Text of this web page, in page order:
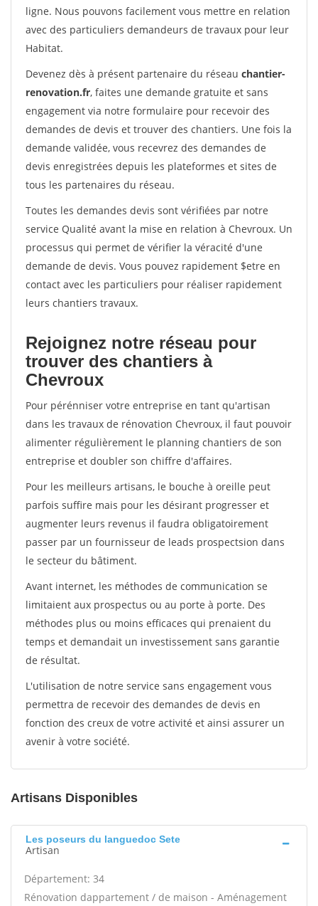
ligne. Nous pouvons facilement vous mettre en relation
avec des particuliers demandeurs de travaux pour leur
Habitat.
Devenez dès à présent partenaire du réseau chantier-
renovation.fr, faites une demande gratuite et sans
engagement via notre formulaire pour recevoir des
demandes de devis et trouver des chantiers. Une fois la
demande validée, vous recevrez des demandes de
devis enregistrées depuis les plateformes et sites de
tous les partenaires du réseau.
Toutes les demandes devis sont vérifiées par notre
service Qualité avant la mise en relation à Chevroux. Un
processus qui permet de vérifier la véracité d'une
demande de devis. Vous pouvez rapidement $etre en
contact avec les particuliers pour réaliser rapidement
leurs chantiers travaux.
Rejoignez notre réseau pour
trouver des chantiers à
Chevroux
Pour pérénniser votre entreprise en tant qu'artisan
dans les travaux de rénovation Chevroux, il faut pouvoir
alimenter régulièrement le planning chantiers de son
entreprise et doubler son chiffre d'affaires.
Pour les meilleurs artisans, le bouche à oreille peut
parfois suffire mais pour les désirant progresser et
augmenter leurs revenus il faudra obligatoirement
passer par un fournisseur de leads prospectsion dans
le secteur du bâtiment.
Avant internet, les méthodes de communication se
limitaient aux prospectus ou au porte à porte. Des
méthodes plus ou moins efficaces qui prenaient du
temps et demandait un investissement sans garantie
de résultat.
L'utilisation de notre service sans engagement vous
permettra de recevoir des demandes de devis en
fonction des creux de votre activité et ainsi assurer un
avenir à votre société.
Artisans Disponibles
Les poseurs du languedoc Sete
Artisan
Département: 34
Rénovation dappartement / de maison - Aménagement